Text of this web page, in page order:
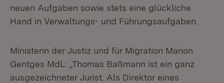
neuen Aufgaben sowie stets eine glückliche
Hand in Verwaltungs- und Führungsaufgaben.
Ministerin der Justiz und für Migration Marion
Gentges MdL: „Thomas Baßmann ist ein ganz
ausgezeichneter Jurist. Als Direktor eines